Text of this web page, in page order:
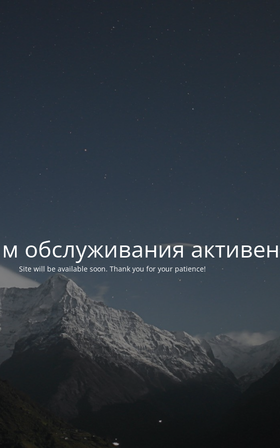
обслуживания активен
Site will be available soon. Thank you for your patience!